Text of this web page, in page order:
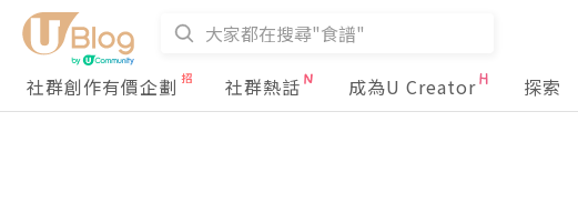
社群創作有價企劃 社群熱話 成為U Creator 探索